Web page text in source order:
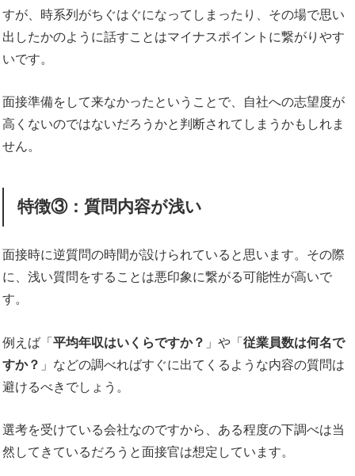
すが、時系列がちぐはぐになってしまったり、その場で思い
出したかのように話すことはマイナスポイントに繋がりやす
いです。
面接準備をして来なかったということで、自社への志望度が
高くないのではないだろうかと判断されてしまうかもしれま
せん。
特徴③：質問内容が浅い
面接時に逆質問の時間が設けられていると思います。その際
に、浅い質問をすることは悪印象に繋がる可能性が高いで
す。
例えば「平均年収はいくらですか？ 」や「従業員数は何名で
すか？ 」などの調べればすぐに出てくるような内容の質問は
避けるべきでしょう。
選考を受けている会社なのですから、ある程度の下調べは当
然してきているだろうと面接官は想定しています。